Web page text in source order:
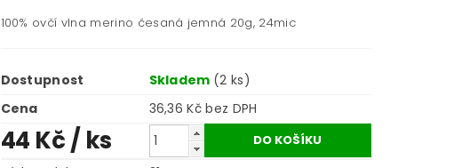
100% ovčí vlna merino česaná jemná 20g, 24mic
Dostupnost Skladem (2 ks)
Cena
36,36 Kč bez DPH
44 Kč/ ks